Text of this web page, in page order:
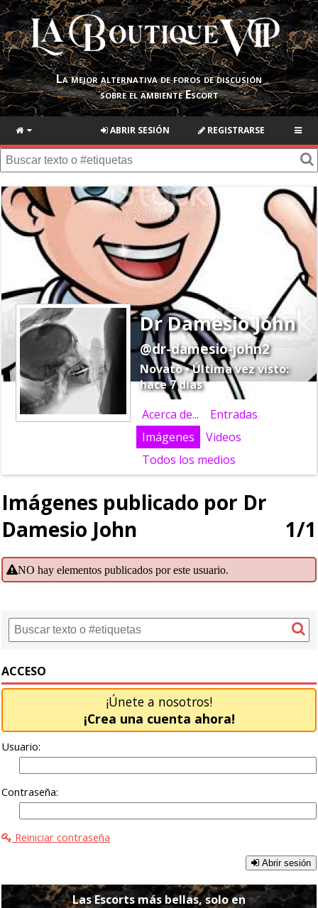
La mejor alternativa de foros de discusión
sobre el ambiente Escort
REGISTRARSE
ABRIR SESIÓN
Dr Damesio John
@dr-damesio-john2
Novato • Última vez visto:
hace 7 días
Acerca de...
Entradas
Imágenes
Videos
Todos los medios
Imágenes publicado por Dr
Damesio John
1/1
NO hay elementos publicados por este usuario.
ACCESO
¡Únete a nosotros!
¡Crea una cuenta ahora!
Usuario:
Contraseña:
Reiniciar contraseña
Abrir sesión
Las Escorts más bellas, solo en